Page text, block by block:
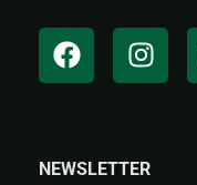
NEWSLETTER